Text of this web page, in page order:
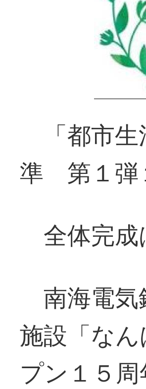
「都市生
準 第１弾
全体完成
南海電気
施設「な
プン１５